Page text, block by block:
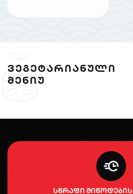
ᲕᲔᲒᲔᲢᲐᲠᲘᲐᲜᲣᲚᲘ
ᲛᲔᲜᲘᲣ
სწრაფი